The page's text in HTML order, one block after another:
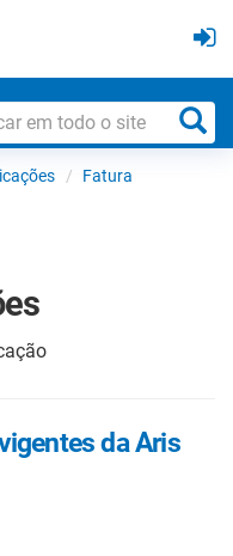
Fatura
da Aris